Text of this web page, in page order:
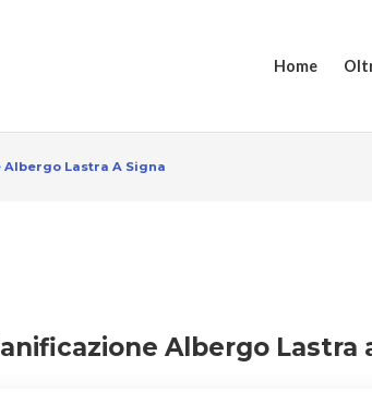
Home
Albergo Lastra A Signa
Albergo Lastra